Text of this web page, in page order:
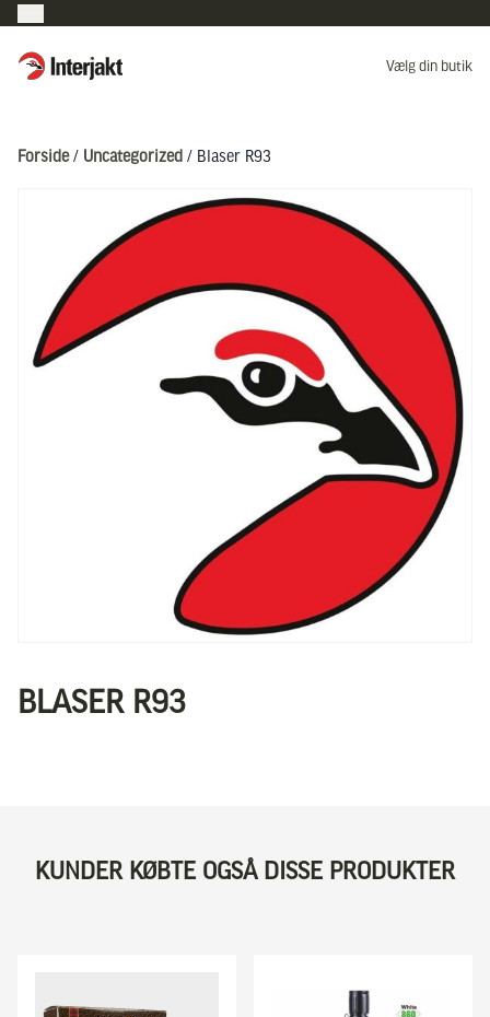
Interjakt DK Vælg din butik
Forside/ Uncategorized / Blaser R93
BLASER R93
KUNDER KØBTE OGSÅ DISSE PRODUKTER